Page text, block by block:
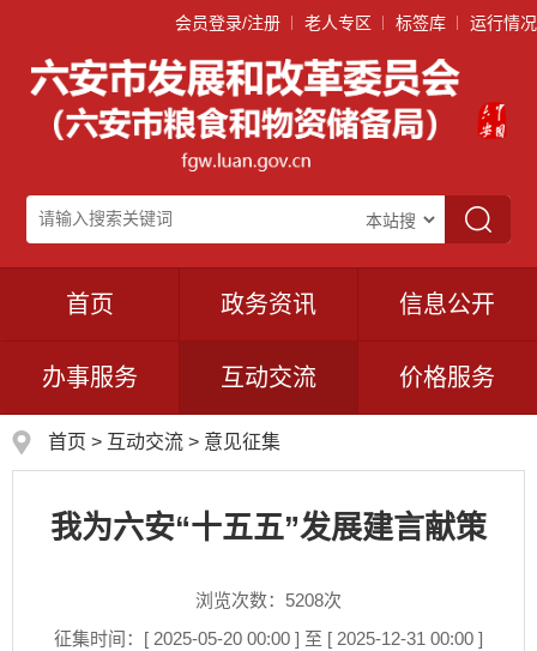
会员登录/注册 老人专区 标签库 运行情况
首页 政务资讯 信息公开
办事服务 互动交流 价格服务
首页 > 互动交流 > 意见征集
我为六安“十五五”发展建言献策
浏览次数： 5208次
征集时间：[ 2025-05-20 00:00 ] 至 [ 2025-12-31 00:00 ]